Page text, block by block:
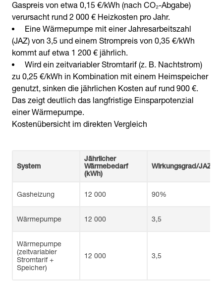
Gaspreis von etwa 0,15 €/kWh (nach CO₂-Abgabe)
verursacht rund 2 000 € Heizkosten pro Jahr.
Eine Wärmepumpe mit einer Jahresarbeitszahl
(JAZ) von 3,5 und einem Strompreis von 0,35 €/kWh
kommt auf etwa 1 200 € jährlich.
Wird ein zeitvariabler Stromtarif (z. B. Nachtstrom)
zu 0,25 €/kWh in Kombination mit einem Heimspeicher
genutzt, sinken die jährlichen Kosten auf rund 900 €.
Das zeigt deutlich das langfristige Einsparpotenzial
einer Wärmepumpe.
Kostenübersicht im direkten Vergleich
System
Jährlicher
Wärmebedarf
(kWh)
Wirkungsgrad/JAZ
Gasheizung 12 000 90%
Wärmepumpe 12 000 3,5
Wärmepumpe
(zeitvariabler
Stromtarif +
Speicher)
12 000 3,5